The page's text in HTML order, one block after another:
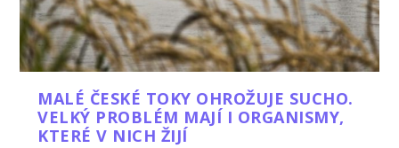
MALÉ ČESKÉ TOKY OHROŽUJE SUCHO.
VELKÝ PROBLÉM MAJÍ I ORGANISMY,
KTERÉ V NICH ŽIJÍ